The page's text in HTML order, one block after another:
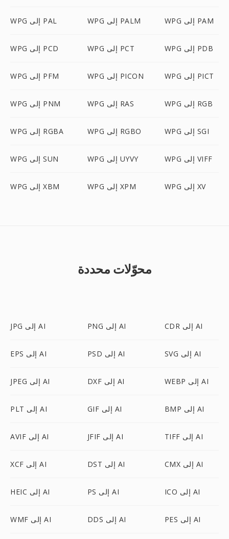
WPG إلى PAL WPG إلى PALM WPG إلى PAM
WPG إلى PCD WPG إلى PCT WPG إلى PDB
WPG إلى PFM WPG إلى PICON WPG إلى PICT
WPG إلى PNM WPG إلى RAS WPG إلى RGB
WPG إلى RGBA WPG إلى RGBO WPG إلى SGI
WPG إلى SUN WPG إلى UYVY WPG إلى VIFF
WPG إلى XBM WPG إلى XPM WPG إلى XV
محوّلات محددة
JPG إلى AI PNG إلى AI CDR إلى AI
EPS إلى AI PSD إلى AI SVG إلى AI
JPEG إلى AI DXF إلى AI WEBP إلى AI
PLT إلى AI GIF إلى AI BMP إلى AI
AVIF إلى AI JFIF إلى AI TIFF إلى AI
XCF إلى AI DST إلى AI CMX إلى AI
HEIC إلى AI PS إلى AI ICO إلى AI
WMF إلى AI DDS إلى AI PES إلى AI